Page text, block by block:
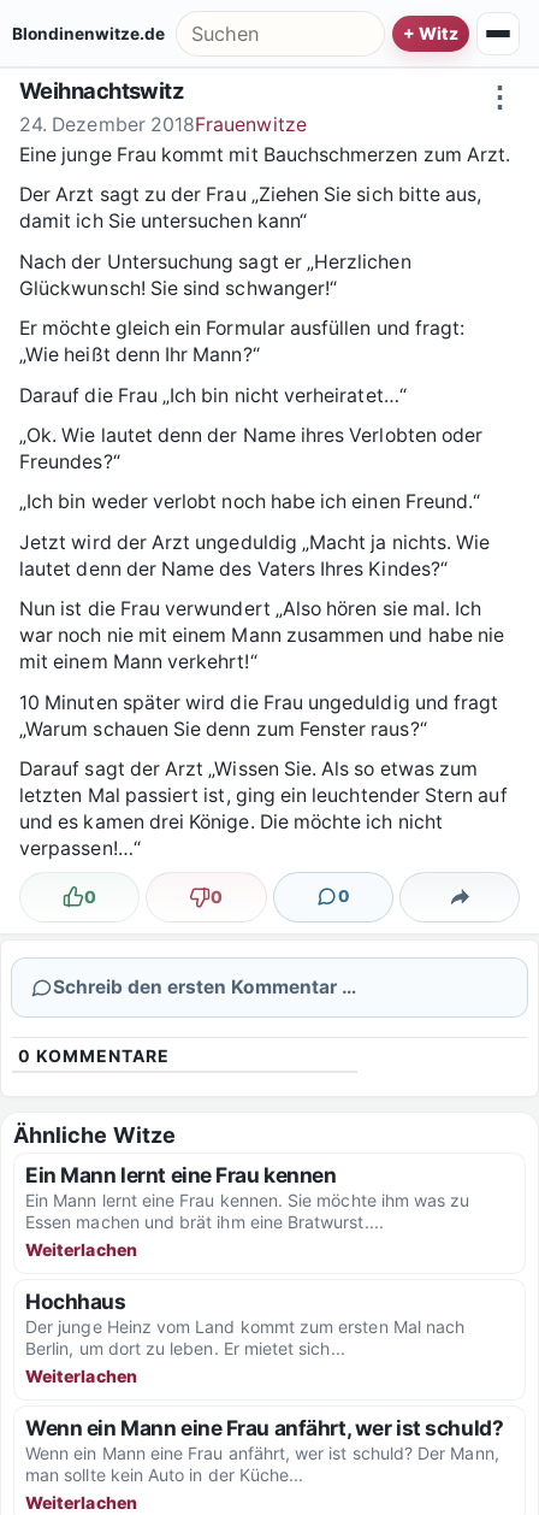
Blondinenwitze.de Suche nach:
⋮
Weihnachtswitz
24. Dezember 2018Frauenwitze
Eine junge Frau kommt mit Bauchschmerzen zum Arzt.
Der Arzt sagt zu der Frau „Ziehen Sie sich bitte aus,
damit ich Sie untersuchen kann“
Nach der Untersuchung sagt er „Herzlichen
Glückwunsch! Sie sind schwanger!“
Er möchte gleich ein Formular ausfüllen und fragt:
„Wie heißt denn Ihr Mann?“
Darauf die Frau „Ich bin nicht verheiratet…“
„Ok. Wie lautet denn der Name ihres Verlobten oder
Freundes?“
„Ich bin weder verlobt noch habe ich einen Freund.“
Jetzt wird der Arzt ungeduldig „Macht ja nichts. Wie
lautet denn der Name des Vaters Ihres Kindes?“
Nun ist die Frau verwundert „Also hören sie mal. Ich
war noch nie mit einem Mann zusammen und habe nie
mit einem Mann verkehrt!“
10 Minuten später wird die Frau ungeduldig und fragt
„Warum schauen Sie denn zum Fenster raus?“
Darauf sagt der Arzt „Wissen Sie. Als so etwas zum
letzten Mal passiert ist, ging ein leuchtender Stern auf
und es kamen drei Könige. Die möchte ich nicht
verpassen!…“
Lustig
0 Nicht lustig
0 0
Kommentare Teilen
Schreib den ersten Kommentar …
0 KOMMENTARE
Ähnliche Witze
Ein Mann lernt eine Frau kennen
Ein Mann lernt eine Frau kennen. Sie möchte ihm was zu
Essen machen und brät ihm eine Bratwurst....
Weiterlachen
Hochhaus
Der junge Heinz vom Land kommt zum ersten Mal nach
Berlin, um dort zu leben. Er mietet sich...
Weiterlachen
Wenn ein Mann eine Frau anfährt, wer ist schuld?
Wenn ein Mann eine Frau anfährt, wer ist schuld? Der Mann,
man sollte kein Auto in der Küche...
Weiterlachen